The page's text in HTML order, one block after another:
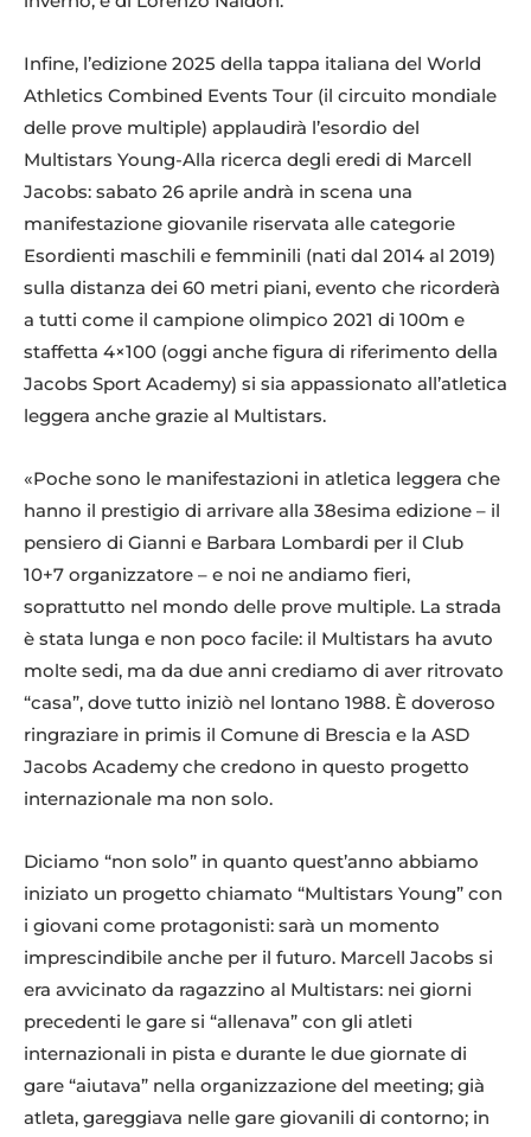
Infine, l’edizione 2025 della tappa italiana del World
Athletics Combined Events Tour (il circuito mondiale
delle prove multiple) applaudirà l’esordio del
Multistars Young-Alla ricerca degli eredi di Marcell
Jacobs: sabato 26 aprile andrà in scena una
manifestazione giovanile riservata alle categorie
Esordienti maschili e femminili (nati dal 2014 al 2019)
sulla distanza dei 60 metri piani, evento che ricorderà
a tutti come il campione olimpico 2021 di 100m e
staffetta 4×100 (oggi anche figura di riferimento della
Jacobs Sport Academy) si sia appassionato all’atletica
leggera anche grazie al Multistars.
«Poche sono le manifestazioni in atletica leggera che
hanno il prestigio di arrivare alla 38esima edizione – il
pensiero di Gianni e Barbara Lombardi per il Club
10+7 organizzatore – e noi ne andiamo fieri,
soprattutto nel mondo delle prove multiple. La strada
è stata lunga e non poco facile: il Multistars ha avuto
molte sedi, ma da due anni crediamo di aver ritrovato
“casa”, dove tutto iniziò nel lontano 1988. È doveroso
ringraziare in primis il Comune di Brescia e la ASD
Jacobs Academy che credono in questo progetto
internazionale ma non solo.
Diciamo “non solo” in quanto quest’anno abbiamo
iniziato un progetto chiamato “Multistars Young” con
i giovani come protagonisti: sarà un momento
imprescindibile anche per il futuro. Marcell Jacobs si
era avvicinato da ragazzino al Multistars: nei giorni
precedenti le gare si “allenava” con gli atleti
internazionali in pista e durante le due giornate di
gare “aiutava” nella organizzazione del meeting; già
atleta, gareggiava nelle gare giovanili di contorno; in